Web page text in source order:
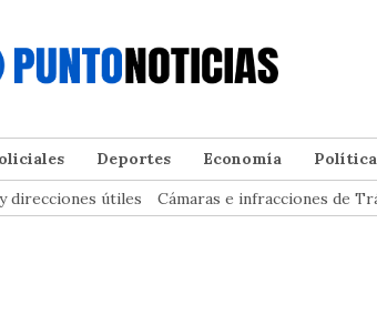
Deportes Economía Política
direcciones útiles Cámaras e infracciones de